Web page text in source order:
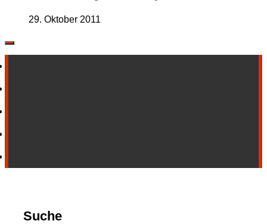
29. Oktober 2011
Suche